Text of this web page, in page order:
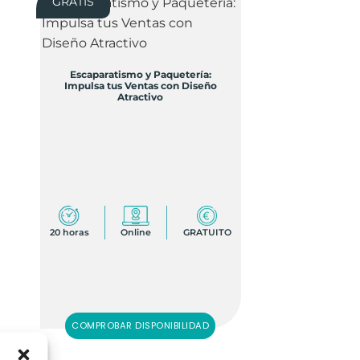
Escaparatismo y Paquetería:
Impulsa tus Ventas con Diseño
Atractivo
20 horas Online GRATUITO
COMPROBAR DISPONIBILIDAD